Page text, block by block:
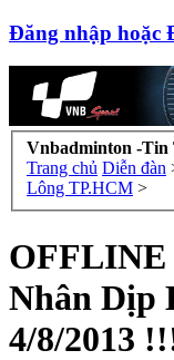
Đăng nhập hoặc
Vnbadminton -Tin
Trang chủ Diễn đàn
Lông TP.HCM >
OFFLINE
Nhân Dịp
4/8/2013